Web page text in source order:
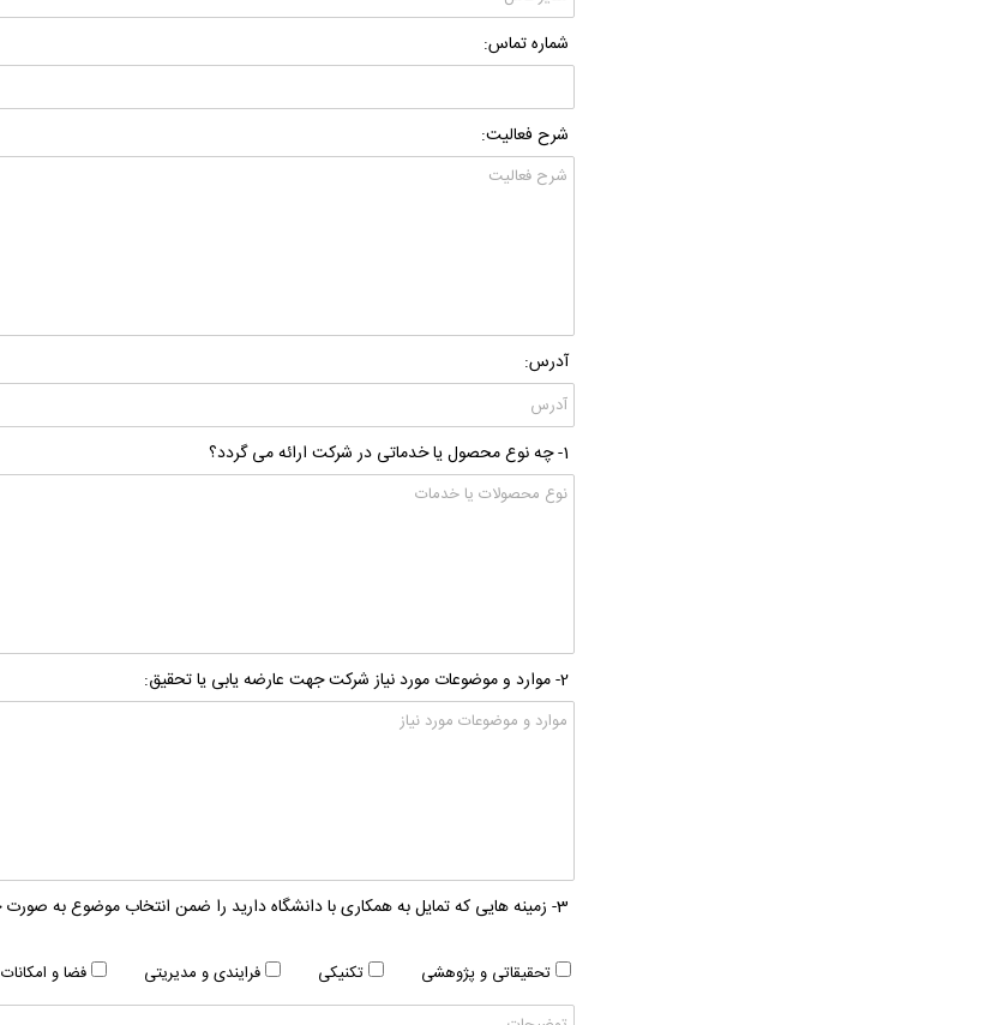
شماره تماس:
شرح فعالیت:
آدرس:
1- چه نوع محصول یا خدماتی در شرکت ارائه می گردد؟
2- موارد و موضوعات مورد نیاز شرکت جهت عارضه یابی یا تحقیق:
3- زمینه هایی که تمایل به همکاری با دانشگاه دارید را ضمن انتخاب موضوع به صورت خلاصه عنوان فرمایید:
تحقیقاتی و پژوهشی تکنیکی فرایندی و مدیریتی فضا و امکانات